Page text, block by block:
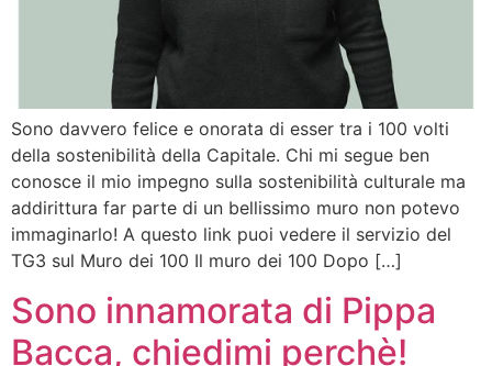
Sono davvero felice e onorata di esser tra i 100 volti
della sostenibilità della Capitale. Chi mi segue ben
conosce il mio impegno sulla sostenibilità culturale ma
addirittura far parte di un bellissimo muro non potevo
immaginarlo! A questo link puoi vedere il servizio del
TG3 sul Muro dei 100 Il muro dei 100 Dopo […]
Sono innamorata di Pippa
Bacca, chiedimi perchè!